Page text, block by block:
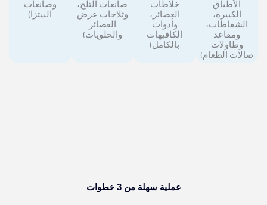
وصانعات
البيتزا)
صانعات الثلج،
وثلاجات عرض
العصائر
والحلويات)
خلاطات
العصائر،
وأدوات
الكافيهات
بالكامل)
الأطباق
الكبيرة،
الشفاطات،
ومقاعد
وطاولات
صالات الطعام)
عملية سهلة من 3 خطوات